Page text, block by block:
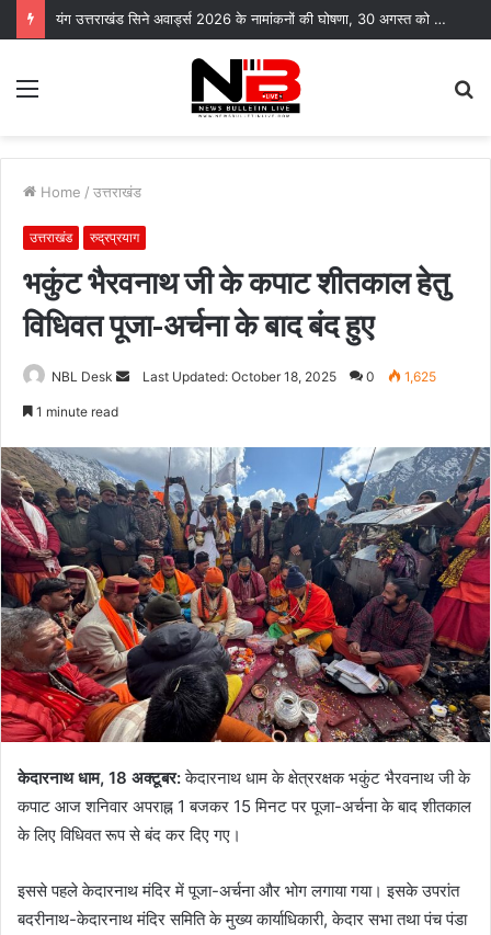
समस्याओं का समाधान नहीं हुआ तो आंदोलन करेंगे पेयजल निगम के सेवानिवृत्त कर्मचारी
Menu
Home / उत्तराखंड
उत्तराखंड रुद्रप्रयाग
भकुंट भैरवनाथ जी के कपाट शीतकाल हेतु
विधिवत पूजा-अर्चना के बाद बंद हुए
NBL Desk
SendLast Updated: October 18, 2025 0 1,625
1 minute read
केदारनाथ धाम, 18 अक्टूबर:केदारनाथ धाम के क्षेत्ररक्षक भकुंट भैरवनाथ जी के
कपाट आज शनिवार अपराह्न 1 बजकर 15 मिनट पर पूजा-अर्चना के बाद शीतकाल
के लिए विधिवत रूप से बंद कर दिए गए।
इससे पहले केदारनाथ मंदिर में पूजा-अर्चना और भोग लगाया गया। इसके उपरांत
बदरीनाथ-केदारनाथ मंदिर समिति के मुख्य कार्याधिकारी, केदार सभा तथा पंच पंडा